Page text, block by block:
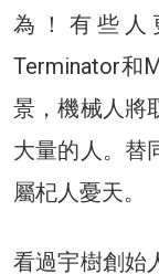
為！有些人
Terminator和
景，機械人將
大量的人。替
屬杞人憂天。
看過宇樹創始